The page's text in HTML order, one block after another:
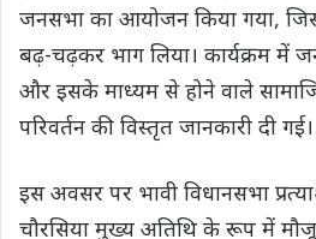
जनसभा का आयोजन किया गया,
बढ़-चढ़कर भाग लिया। कार्यक्रम में
और इसके माध्यम से होने वाले
परिवर्तन की विस्तृत जानकारी दी गई।
इस अवसर पर भावी विधानसभा
चौरसिया मुख्य अतिथि के रूप में